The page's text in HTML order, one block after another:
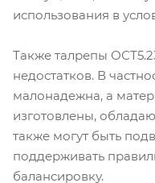
использования в
Также талрепы
недостатков. В
малонадежна, а
изготовлены,
также могут быть
поддерживать
балансировку.